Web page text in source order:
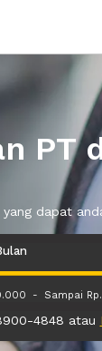
PT
dapat
- Sampai
4848 atau